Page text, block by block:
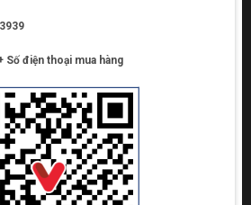
Số điện thoại mua hàng